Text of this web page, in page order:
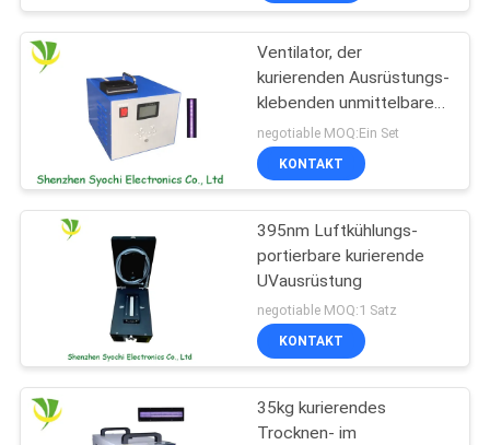
TRETEN
SIE
VERBINDUNG
NACHRICHTEN
FORDERN
SIE
EIN
Ventilator, der
kurierenden Ausrüstungs-
klebenden unmittelbaren
UVuVtrockner LED, eine
Jahr-Garantie abkühlt
negotiable MOQ:Ein Set
KONTAKT
395nm Luftkühlungs-
portierbare kurierende
UVausrüstung
negotiable MOQ:1 Satz
KONTAKT
35kg kurierendes
Trocknen- im